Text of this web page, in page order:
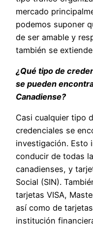
mercado
podemos suponer
de ser amable y
también se
¿Qué tipo de
se pueden
Canadiense?
Casi cualquier tipo
credenciales se
investigación. Esto
conducir de todas
canadienses, y
Social (SIN).
tarjetas VISA,
así como de
institución